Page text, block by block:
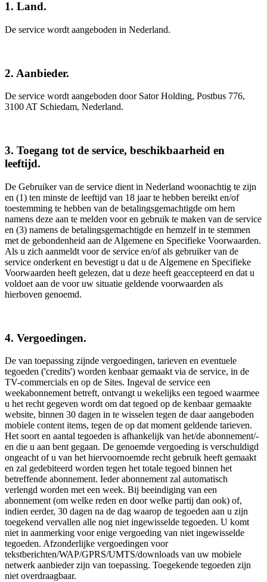
1. Land.
De service wordt aangeboden in Nederland.
2. Aanbieder.
De service wordt aangeboden door Sator Holding, Postbus 776,
3100 AT Schiedam, Nederland.
3. Toegang tot de service, beschikbaarheid en
leeftijd.
De Gebruiker van de service dient in Nederland woonachtig te zijn
en (1) ten minste de leeftijd van 18 jaar te hebben bereikt en/of
toestemming te hebben van de betalingsgemachtigde om hem
namens deze aan te melden voor en gebruik te maken van de service
en (3) namens de betalingsgemachtigde en hemzelf in te stemmen
met de gebondenheid aan de Algemene en Specifieke Voorwaarden.
Als u zich aanmeldt voor de service en/of als gebruiker van de
service onderkent en bevestigt u dat u de Algemene en Specifieke
Voorwaarden heeft gelezen, dat u deze heeft geaccepteerd en dat u
voldoet aan de voor uw situatie geldende voorwaarden als
hierboven genoemd.
4. Vergoedingen.
De van toepassing zijnde vergoedingen, tarieven en eventuele
tegoeden ('credits') worden kenbaar gemaakt via de service, in de
TV-commercials en op de Sites. Ingeval de service een
weekabonnement betreft, ontvangt u wekelijks een tegoed waarmee
u het recht gegeven wordt om dat tegoed op de kenbaar gemaakte
website, binnen 30 dagen in te wisselen tegen de daar aangeboden
mobiele content items, tegen de op dat moment geldende tarieven.
Het soort en aantal tegoeden is afhankelijk van het/de abonnement/-
en die u aan bent gegaan. De genoemde vergoeding is verschuldigd
ongeacht of u van het hiervoornoemde recht gebruik heeft gemaakt
en zal gedebiteerd worden tegen het totale tegoed binnen het
betreffende abonnement. Ieder abonnement zal automatisch
verlengd worden met een week. Bij beeindiging van een
abonnement (om welke reden en door welke partij dan ook) of,
indien eerder, 30 dagen na de dag waarop de tegoeden aan u zijn
toegekend vervallen alle nog niet ingewisselde tegoeden. U komt
niet in aanmerking voor enige vergoeding van niet ingewisselde
tegoeden. Afzonderlijke vergoedingen voor
tekstberichten/WAP/GPRS/UMTS/downloads van uw mobiele
netwerk aanbieder zijn van toepassing. Toegekende tegoeden zijn
niet overdraagbaar.